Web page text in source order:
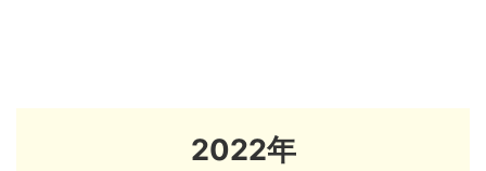
2022年